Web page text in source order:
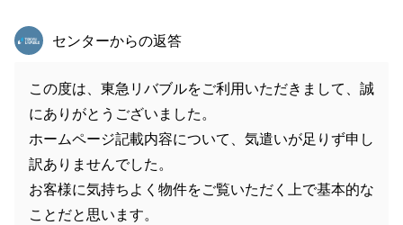
東急リバブル
センターからの返答
この度は、東急リバブルをご利用いただきまして、誠
にありがとうございました。
ホームページ記載内容について、気遣いが足りず申し
訳ありませんでした。
お客様に気持ちよく物件をご覧いただく上で基本的な
ことだと思います。